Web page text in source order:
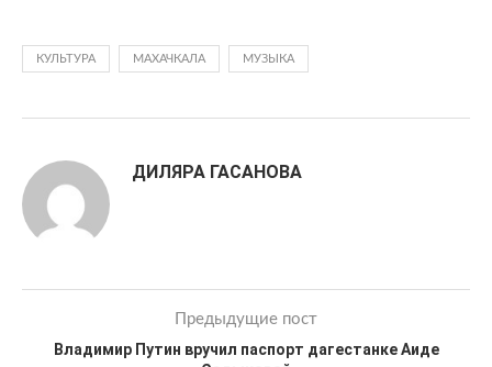
КУЛЬТУРА МАХАЧКАЛА МУЗЫКА
ДИЛЯРА ГАСАНОВА
Предыдущие пост
Владимир Путин вручил паспорт дагестанке Аиде